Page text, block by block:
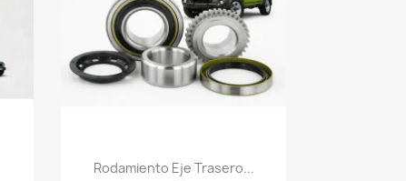
Vista rápida
Rodamiento Eje Trasero...